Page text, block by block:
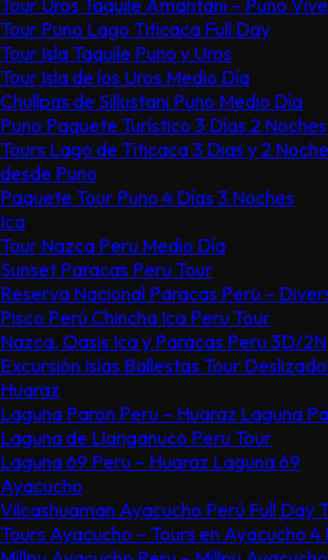
Tour Uros Taquile Amantani​ – Puno
Tour Puno Lago Titicaca Full Day
Tour Isla Taquile Puno y Uros
Tour Isla de los Uros Medio Día
Chullpas de Sillustani Puno Medio Día
Puno Paquete Turístico 3 Días 2 Noches
Tours Lago de Titicaca 3 Dias y 2
desde Puno
Paquete Tour Puno 4 Días 3 Noches
Ica
Tour Nazca Peru Medio Día
Sunset Paracas Peru Tour
Reserva Nacional Paracas Perú –
Pisco Perú Chincha Ica Peru Tour
Nazca, Oasis Ica y Paracas Peru 3D/2N
Excursión Islas Ballestas Tour
Huaraz
Laguna Paron Peru – Huaraz Laguna
Laguna de Llanganuco Peru Tour
Laguna 69 Peru – Huaraz Laguna 69
Ayacucho
Vilcashuaman Ayacucho Perú Full Day
Tours Ayacucho – Tours en Ayacucho 4